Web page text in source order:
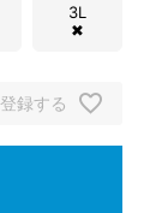
3L
✖
録する